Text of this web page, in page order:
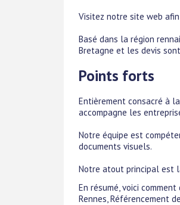
Visitez notre site web
Basé dans la région
Bretagne et les devis
Points forts
Entièrement consacré à
accompagne les
Notre équipe est
documents visuels.
Notre atout principal est
En résumé, voici
Rennes, Référencement